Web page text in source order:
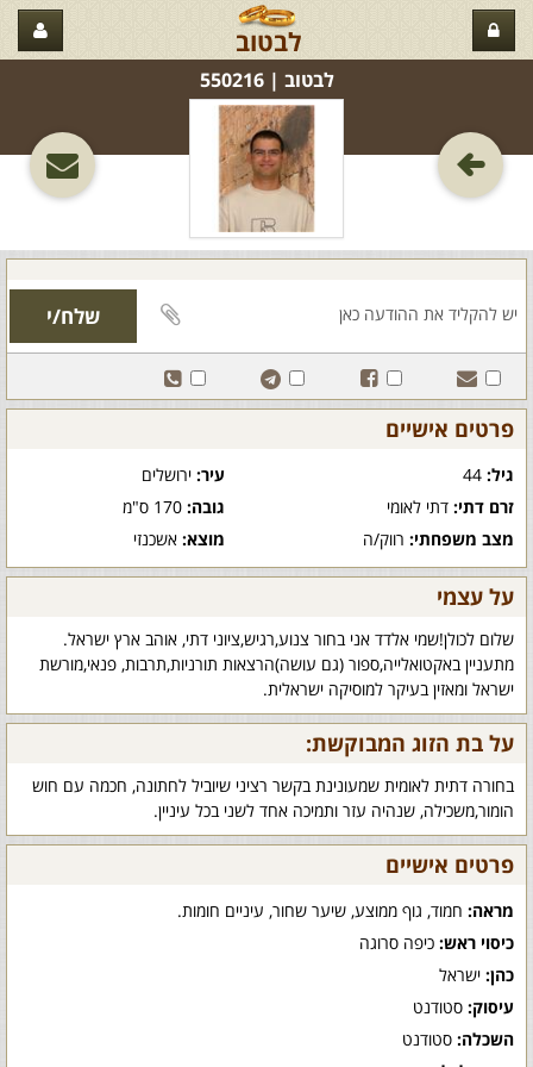
לבטוב
לבטוב‏ | 550216
פרטים אישיים
גיל: עיר:ירושלים
זרם דתי: דתי לאומי גובה:170 ס"מ
מצב משפחתי: רווק/ה מוצא:אשכנזי
על עצמי
שלום לכולן!שמי אלדד אני בחור צנוע,רגיש,ציוני דתי, אוהב ארץ ישראל.
מתעניין באקטואלייה,ספור (גם עושה)הרצאות תורניות,תרבות, פנאי,מורשת
ישראל ומאזין בעיקר למוסיקה ישראלית.
על בת הזוג המבוקשת:
בחורה דתית לאומית שמעונינת בקשר רציני שיוביל לחתונה, חכמה עם חוש
הומור,משכילה, שנהיה עזר ותמיכה אחד לשני בכל עיניין.
פרטים אישיים
מראה: חמוד, גוף ממוצע, שיער שחור, עיניים חומות.
כיסוי ראש: כיפה סרוגה
כהן: ישראל
עיסוק: סטודנט
השכלה: סטודנט